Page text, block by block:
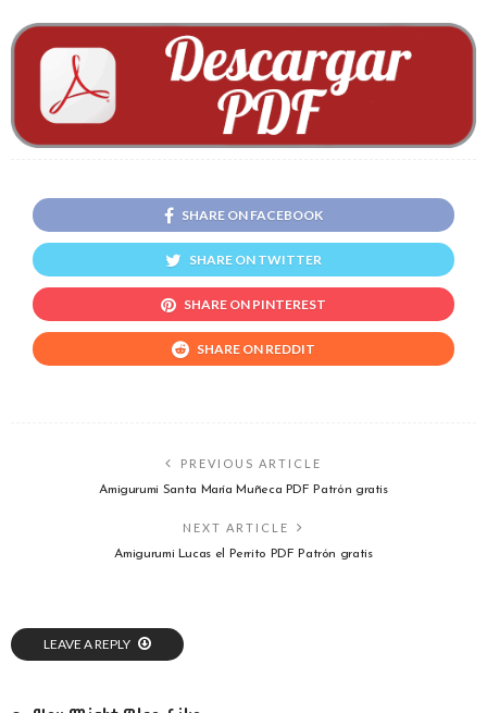
SHARE ON FACEBOOK
SHARE ON TWITTER
SHARE ON PINTEREST
SHARE ON REDDIT
PREVIOUS ARTICLE
Amigurumi Santa María Muñeca PDF Patrón gratis
NEXT ARTICLE
Amigurumi Lucas el Perrito PDF Patrón gratis
LEAVE A REPLY